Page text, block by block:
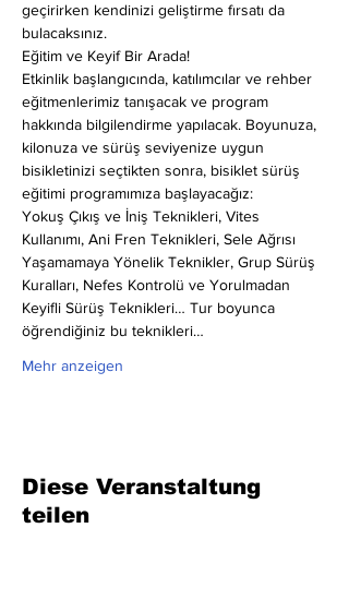
geçirirken kendinizi geliştirme fırsatı da
bulacaksınız.
Eğitim ve Keyif Bir Arada!
Etkinlik başlangıcında, katılımcılar ve rehber
eğitmenlerimiz tanışacak ve program
hakkında bilgilendirme yapılacak. Boyunuza,
kilonuza ve sürüş seviyenize uygun
bisikletinizi seçtikten sonra, bisiklet sürüş
eğitimi programımıza başlayacağız:
Yokuş Çıkış ve İniş Teknikleri, Vites
Kullanımı, Ani Fren Teknikleri, Sele Ağrısı
Yaşamamaya Yönelik Teknikler, Grup Sürüş
Kuralları, Nefes Kontrolü ve Yorulmadan
Keyifli Sürüş Teknikleri… Tur boyunca
öğrendiğiniz bu teknikleri…
Mehr anzeigen
Diese Veranstaltung
teilen